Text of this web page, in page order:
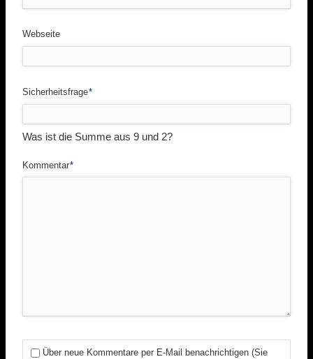
Webseite
Pflichtfeld
Sicherheitsfrage*
Was ist die Summe aus 9 und 2?
Pflichtfeld
Kommentar*
Über neue Kommentare per E-Mail benachrichtigen (Sie